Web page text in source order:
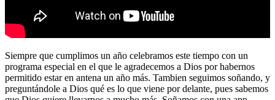
Siempre que cumplimos un año celebramos este tiempo con un
programa especial en el que le agradecemos a Dios por habernos
permitido estar en antena un año más. Tambien seguimos soñando, y
preguntándole a Dios qué es lo que viene por delante, pues sabemos